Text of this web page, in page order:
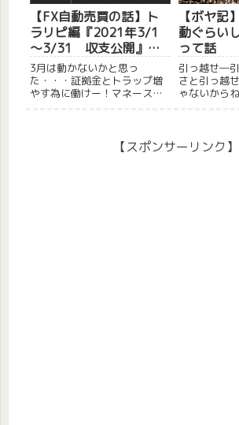
【FX自動売買の話】ト
ラリピ編『2021年3/1
～3/31 収支公開』っ
て話
3月は動かないかと思っ
た・・・証拠金とトラップ増
やす為に働けー！マネースク
売買を行っております。長期
実践になるので1ヵ月に1回程
【ボヤ記
動ぐらい
って話
引っ越せ―
さと引っ越
ゃないから
ど、海外で
て、大きな
【スポンサーリンク】